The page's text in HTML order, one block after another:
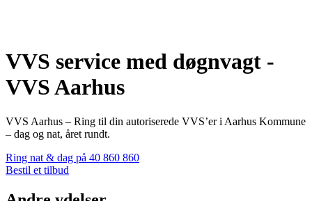
VVS service med døgnvagt -
VVS Aarhus
VVS Aarhus – Ring til din autoriserede VVS’er i Aarhus Kommune
– dag og nat, året rundt.
Ring nat & dag på 40 860 860
Bestil et tilbud